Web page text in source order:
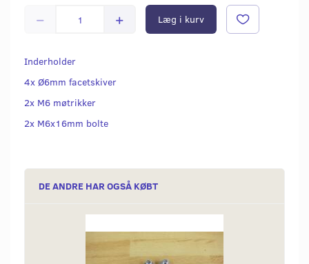
Læg i kurv
Inderholder
4x Ø6mm facetskiver
2x M6 møtrikker
2x M6x16mm bolte
DE ANDRE HAR OGSÅ KØBT